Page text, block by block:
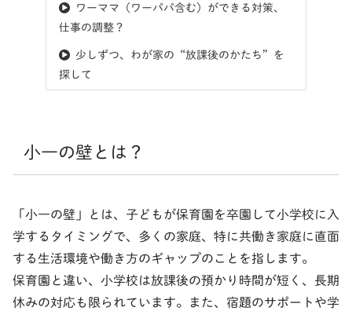
ワーママ（ワーパパ含む）ができる対策、
仕事の調整？
少しずつ、わが家の“放課後のかたち”を
探して
小一の壁とは？
「小一の壁」とは、子どもが保育園を卒園して小学校に入
学するタイミングで、多くの家庭、特に共働き家庭に直面
する生活環境や働き方のギャップのことを指します。
保育園と違い、小学校は放課後の預かり時間が短く、長期
休みの対応も限られています。また、宿題のサポートや学